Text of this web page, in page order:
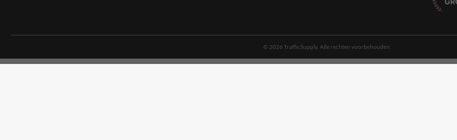
© 2026 TrafficSupply. Alle rechten voorbehouden.